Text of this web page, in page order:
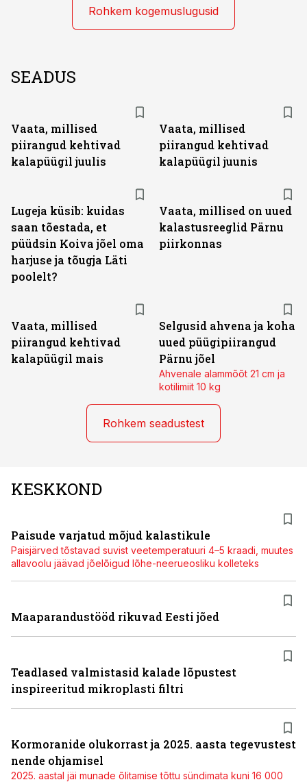
Rohkem kogemuslugusid
SEADUS
Vaata, millised
piirangud kehtivad
kalapüügil juulis
Vaata, millised
piirangud kehtivad
kalapüügil juunis
Lugeja küsib: kuidas
saan tõestada, et
püüdsin Koiva jõel oma
harjuse ja tõugja Läti
poolelt?
Vaata, millised on uued
kalastusreeglid Pärnu
piirkonnas
Vaata, millised
piirangud kehtivad
kalapüügil mais
Selgusid ahvena ja koha
uued püügipiirangud
Pärnu jõel
Ahvenale alammõõt 21 cm ja
kotilimiit 10 kg
Rohkem seadustest
KESKKOND
Paisude varjatud mõjud kalastikule
Paisjärved tõstavad suvist veetemperatuuri 4–5 kraadi, muutes
allavoolu jäävad jõelõigud lõhe-neerueosliku kolleteks
Maaparandustööd rikuvad Eesti jõed
Teadlased valmistasid kalade lõpustest
inspireeritud mikroplasti filtri
Kormoranide olukorrast ja 2025. aasta tegevustest
nende ohjamisel
2025. aastal jäi munade õlitamise tõttu sündimata kuni 16 000